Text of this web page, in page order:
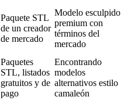
Paquete STL
de un creador
de mercado
Modelo esculpido
premium con
términos del
mercado
Paquetes
STL, listados
gratuitos y de
pago
Encontrando
modelos
alternativos estilo
camaleón